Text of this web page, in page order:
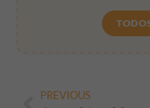
PREVIOUS